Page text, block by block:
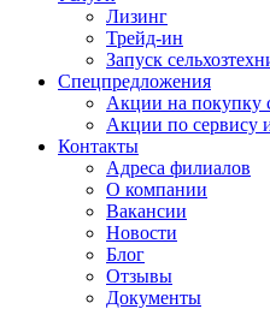
Лизинг
Трейд-ин
Запуск
Спецпредложения
Акции на покупку
Акции по сервису
Контакты
Адреса филиалов
О компании
Вакансии
Новости
Блог
Отзывы
Документы